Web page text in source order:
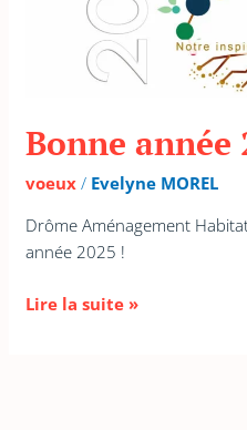
Bonne année
voeux / Evelyne MOREL
Drôme Aménagement
année 2025 !
Lire la suite »